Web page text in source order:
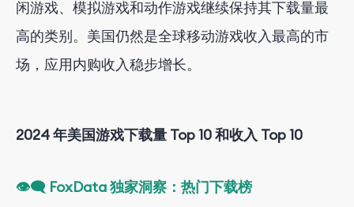
闲游戏、模拟游戏和动作游戏继续保持其下载量最
高的类别。美国仍然是全球移动游戏收入最高的市
场，应用内购收入稳步增长。
2024 年美国游戏下载量 Top 10 和收入 Top 10
👁‍🗨 FoxData 独家洞察：热门下载榜